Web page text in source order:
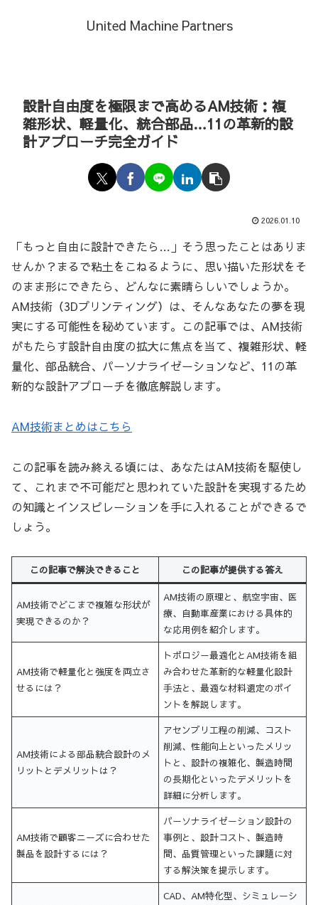
United Machine Partners
設計自由度を極限まで高めるAM技術：複
雑形状、軽量化、統合部品…11の革新的設
計アプローチ完全ガイド
2026.01.10
「もっと自由に設計できたら…」そう思ったことはありま
せんか？まるで粘土をこねるように、思い描いた形状をそ
のまま形にできたら、どんなに素晴らしいでしょうか。
AM技術（3Dプリンティング）は、そんなあなたの夢を現
実にする可能性を秘めています。この記事では、AM技術
がもたらす設計自由度の拡大に焦点を当て、複雑形状、軽
量化、部品統合、パーソナライゼーションなど、11の革
新的な設計アプローチを徹底解説します。
AM技術まとめはこちら
この記事を読み終える頃には、あなたはAM技術を駆使し
て、これまで不可能だと思われていた設計を実現するため
の知識とインスピレーションを手に入れることができるで
しょう。
この記事で解決できること この記事が提供する答え
AM技術でどこまで複雑な形状が
実現できるのか？
AM技術の原理と、航空宇宙、医
療、自動車産業における具体的
な応用例を紹介します。
AM技術で軽量化と強度を両立さ
せるには？
トポロジー最適化とAM技術を組
み合わせた革新的な軽量化設計
手法と、最適な材料選定のポイ
ントを解説します。
AM技術による部品統合設計のメ
リットとデメリットは？
アセンブリ工程の削減、コスト
削減、性能向上といったメリッ
トと、設計の複雑化、製造時間
の長期化といったデメリットを
詳細に分析します。
AM技術で顧客ニーズに合わせた
製品を設計するには？
パーソナライゼーション設計の
事例と、設計コスト、製造時
間、品質管理といった課題に対
する解決策を提示します。
CAD、AM特化型、シミュレーシ